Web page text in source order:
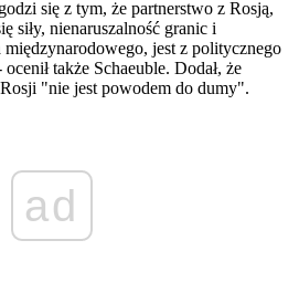
się z tym, że partnerstwo z Rosją,
siły, nienaruszalność granic i
jest z politycznego
także Schaeuble. Dodał, że
"nie jest powodem do dumy".
ad